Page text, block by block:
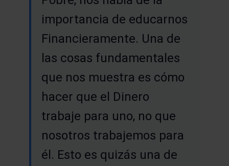
importancia de educarnos
Financieramente. Una de
las cosas fundamentales
que nos muestra es cómo
hacer que el Dinero
trabaje para uno, no que
nosotros trabajemos para
él. Esto es quizás una de